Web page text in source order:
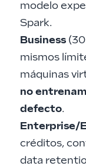
modelo
Spark.
Business(30
mismos
máquinas
no
defecto.
Enterprise/
créditos,
data